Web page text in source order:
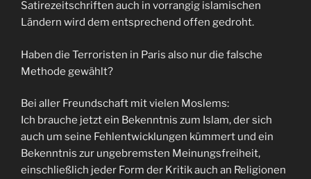
Satirezeitschriften auch in vorrangig islamischen
Ländern wird dem entsprechend offen gedroht.
Haben die Terroristen in Paris also nur die falsche
Methode gewählt?
Bei aller Freundschaft mit vielen Moslems:
Ich brauche jetzt ein Bekenntnis zum Islam, der sich
auch um seine Fehlentwicklungen kümmert und ein
Bekenntnis zur ungebremsten Meinungsfreiheit,
einschließlich jeder Form der Kritik auch an Religionen